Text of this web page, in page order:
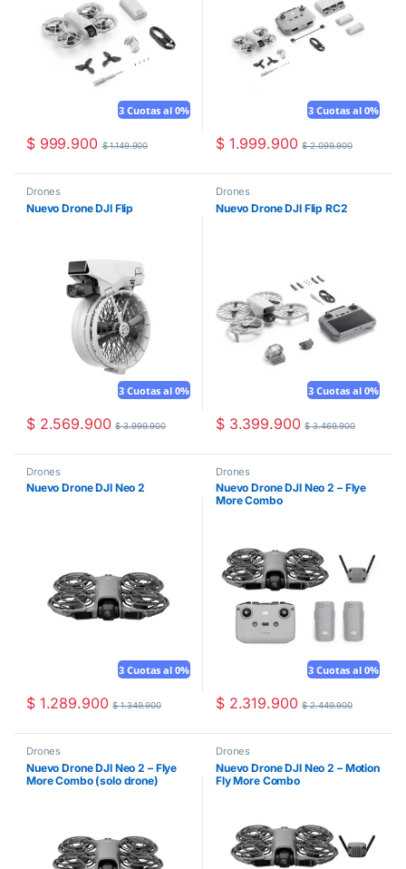
3 Cuotas al 0%
$999.900 $1.149.900
3 Cuotas al 0%
$1.999.900 $2.099.900
Drones
Nuevo Drone DJI Flip
3 Cuotas al 0%
$2.569.900 $3.999.900
Drones
Nuevo Drone DJI Flip RC2
3 Cuotas al 0%
$3.399.900 $3.469.900
Drones
Nuevo Drone DJI Neo 2
3 Cuotas al 0%
$1.289.900 $1.349.900
Drones
Nuevo Drone DJI Neo 2 – Flye
More Combo
3 Cuotas al 0%
$2.319.900 $2.449.900
Drones
Nuevo Drone DJI Neo 2 – Flye
More Combo (solo drone)
Drones
Nuevo Drone DJI Neo 2 – Motion
Fly More Combo